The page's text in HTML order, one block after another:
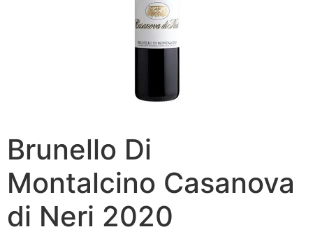
Brunello Di
Montalcino Casanova
di Neri 2020